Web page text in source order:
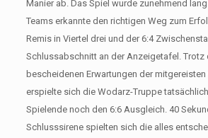
Manier ab. Das Spiel wurde zunehmend
Teams erkannte den richtigen Weg zum
Remis in Viertel drei und der 6:4
Schlussabschnitt an der Anzeigetafel. Trotz
bescheidenen Erwartungen der mitgereisten
erspielte sich die Wodarz-Truppe
Spielende noch den 6:6 Ausgleich. 40
Schlusssirene spielten sich die alles